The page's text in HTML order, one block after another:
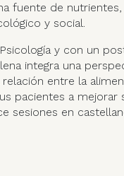
fuente de
y social.
y con un
integra una
entre la
pacientes a
sesiones en